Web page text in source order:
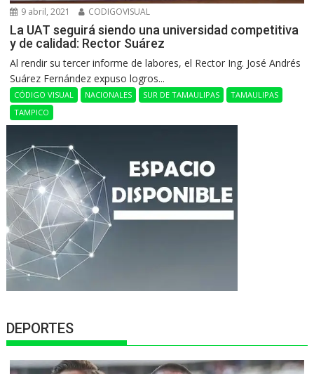
9 abril, 2021 CODIGOVISUAL
La UAT seguirá siendo una universidad competitiva
y de calidad: Rector Suárez
Al rendir su tercer informe de labores, el Rector Ing. José Andrés
Suárez Fernández expuso logros...
CÓDIGO VISUAL NACIONALES SUR DE TAMAULIPAS
TAMAULIPAS
TAMPICO
DEPORTES